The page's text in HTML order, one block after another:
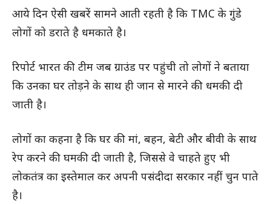
आये दिन ऐसी खबरें सामने आती रहती है कि TMC के गुंडे
लोगों को डराते है धमकाते है।
रिपोर्ट भारत की टीम जब ग्राउंड पर पहुंची तो लोगों ने बताया
कि उनका घर तोड़ने के साथ ही जान से मारने की धमकी दी
जाती है।
लोगों का कहना है कि घऱ की मां, बहन, बेटी और बीवी के साथ
रेप करने की घमकी दी जाती है, जिससे वे चाहते हुए भी
लोकतंत्र का इस्तेमाल कर अपनी पसंदीदा सरकार नहीं चुन पाते
है।